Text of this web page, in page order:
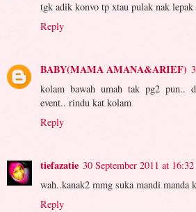
tgk adik konvo tp xtau pulak nak lepak
Reply
BABY(MAMA AMANA&ARIEF)
kolam bawah umah tak pg2 pun..
event.. rindu kat kolam
Reply
tiefazatie 30 September 2011 at 16:32
wah..kanak2 mmg suka mandi manda
Reply